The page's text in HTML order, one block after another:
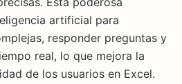
artificial para
responder preguntas y
real, lo que mejora la
de los usuarios en Excel.